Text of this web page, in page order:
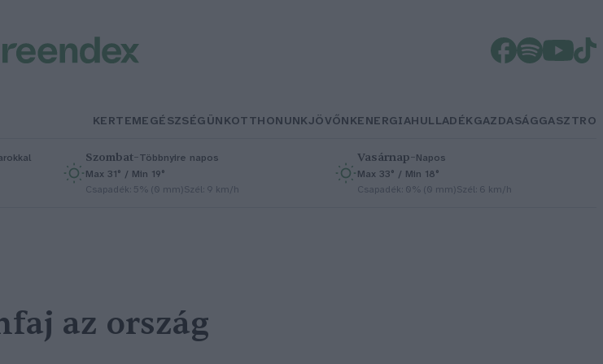
KERTEMEGÉSZSÉGÜNKOTTHONUNKJÖVŐNKENERGIAHULLADÉKGAZDASÁGGASZTRO
Szombat–Többnyire napos
Max 31° / Min 19°
Csapadék: 5% (0 mm)Szél: 9 km/h
Vasárnap–Napos
Max 33° / Min 18°
Csapadék: 0% (0 mm)Szél: 6 km/h
az ország